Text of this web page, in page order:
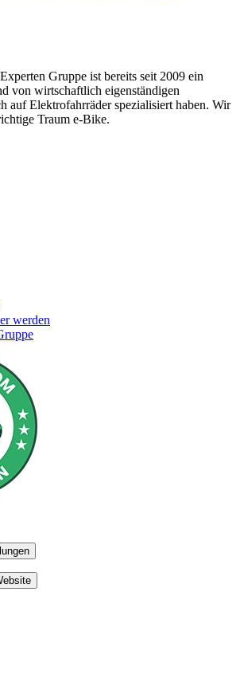
Gruppe ist bereits seit 2009 ein
von wirtschaftlich eigenständigen
auf Elektrofahrräder spezialisiert haben. Wir
Traum e-Bike.
werden